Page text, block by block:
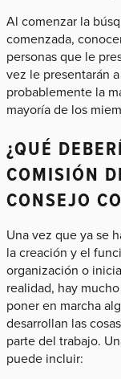
Al comenzar la
comenzada,
personas que le
vez le presentarán
probablemente la
mayoría de los
¿QUÉ
COMISIÓN
CONSEJO
Una vez que ya se
la creación y el
organización o
realidad, hay
poner en marcha
desarrollan las
parte del trabajo.
puede incluir: